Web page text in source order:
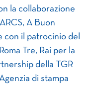
la collaborazione
A Buon
con il patrocinio del
Tre, Rai per la
della TGR
di stampa